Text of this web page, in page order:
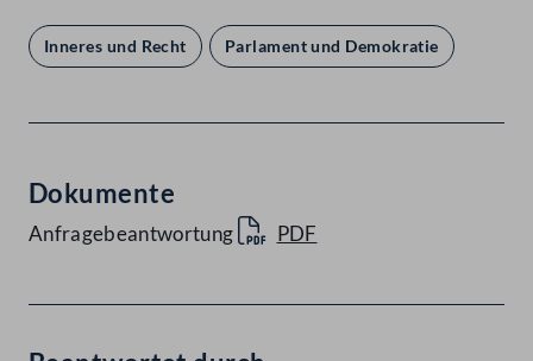
Inneres und Recht Parlament und Demokratie
Dokumente
Anfragebeantwortung PDF